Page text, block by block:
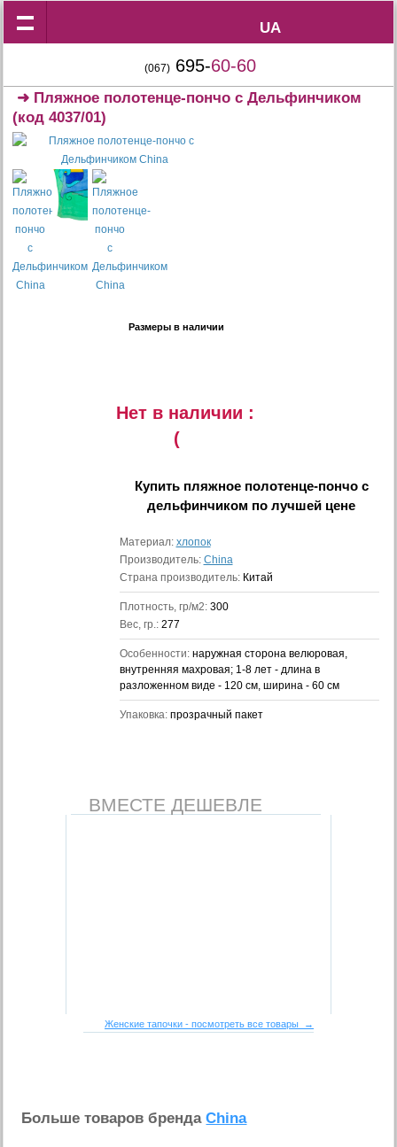
UA
UA
(067) 695-60-60
➜ Пляжное полотенце-пончо с Дельфинчиком
(код 4037/01)
Размеры в наличии
Нет в наличии :
(
Купить пляжное полотенце-пончо с
дельфинчиком по лучшей цене
Материал: хлопок
Производитель: China
Страна производитель: Китай
Плотность, гр/м2: 300
Вес, гр.: 277
Особенности: наружная сторона велюровая,
внутренняя махровая; 1-8 лет - длина в
разложенном виде - 120 см, ширина - 60 см
Упаковка: прозрачный пакет
ВМЕСТЕ ДЕШЕВЛЕ
Женские тапочки - посмотреть все товары →
Больше товаров брендаChina